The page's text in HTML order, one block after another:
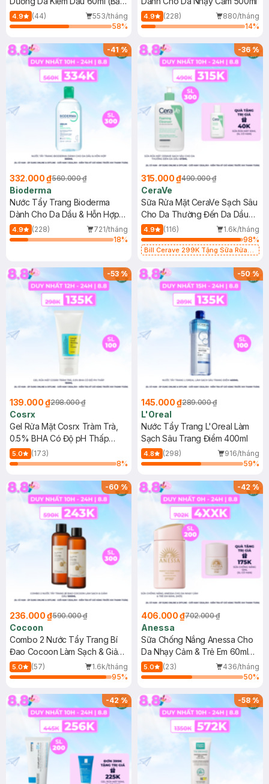
Mới)
4.9 (44)
553/tháng
58%
4.9 (228)
880/tháng
14%
-41%
332.000 ₫560.000 ₫
Bioderma
Nước Tẩy Trang Bioderma
Dành Cho Da Dầu & Hỗn Hợp
500ml
4.9 (228)
721/tháng
18%
-36%
315.000 ₫490.000 ₫
CeraVe
Sữa Rửa Mặt CeraVe Sạch Sâu
Cho Da Thường Đến Da Dầu
473ml
4.9 (116)
1.6k/tháng
98%
Bill Cerave 299K Tặng Sữa Rửa
-53%
139.000 ₫298.000 ₫
Cosrx
Gel Rửa Mặt Cosrx Tràm Trà,
0.5% BHA Có Độ pH Thấp
150ml
5.0
(173)
8%
-50%
145.000 ₫289.000 ₫
L'Oreal
Nước Tẩy Trang L'Oreal Làm
Sạch Sâu Trang Điểm 400ml
4.8 (298)
916/tháng
59%
-60%
236.000 ₫590.000 ₫
Cocoon
Combo 2 Nước Tẩy Trang Bí
Đao Cocoon Làm Sạch & Giảm
Dầu 500ml
5.0 (57)
1.6k/tháng
95%
-42%
406.000 ₫702.000 ₫
Anessa
Sữa Chống Nắng Anessa Cho
Da Nhạy Cảm & Trẻ Em 60ml
(Mới)
5.0 (23)
436/tháng
50%
-42% -58%